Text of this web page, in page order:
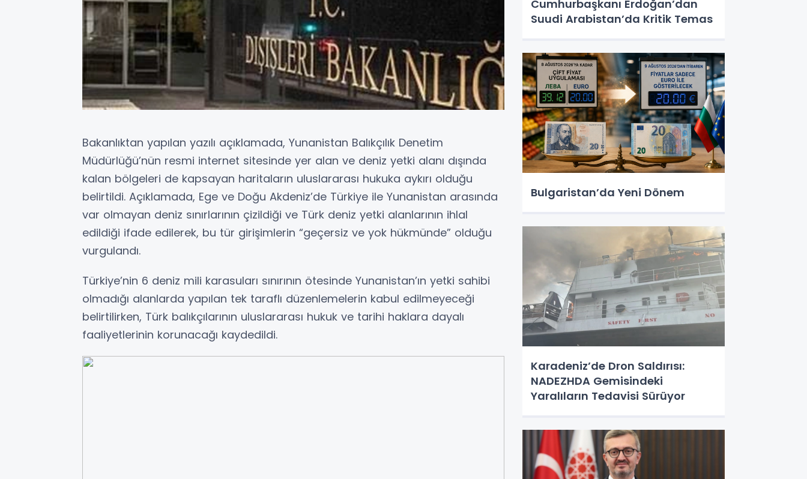
Bakanlıktan yapılan yazılı açıklamada, Yunanistan Balıkçılık Denetim
Müdürlüğü’nün resmi internet sitesinde yer alan ve deniz yetki alanı dışında
kalan bölgeleri de kapsayan haritaların uluslararası hukuka aykırı olduğu
belirtildi. Açıklamada, Ege ve Doğu Akdeniz’de Türkiye ile Yunanistan arasında
var olmayan deniz sınırlarının çizildiği ve Türk deniz yetki alanlarının ihlal
edildiği ifade edilerek, bu tür girişimlerin “geçersiz ve yok hükmünde” olduğu
vurgulandı.
Türkiye’nin 6 deniz mili karasuları sınırının ötesinde Yunanistan’ın yetki sahibi
olmadığı alanlarda yapılan tek taraflı düzenlemelerin kabul edilmeyeceği
belirtilirken, Türk balıkçılarının uluslararası hukuk ve tarihi haklara dayalı
faaliyetlerinin korunacağı kaydedildi.
Cumhurbaşkanı Erdoğan’dan
Suudi Arabistan’da Kritik Temas
Bulgaristan’da Yeni Dönem
Karadeniz’de Dron Saldırısı:
NADEZHDA Gemisindeki
Yaralıların Tedavisi Sürüyor